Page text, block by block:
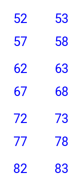
52 53
57 58
62 63
67 68
72 73
77 78
82 83